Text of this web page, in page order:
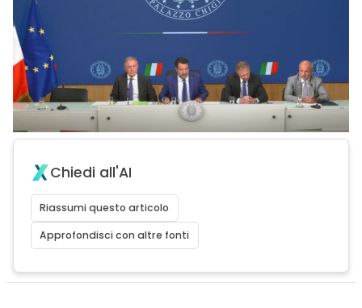
Chiedi all'AI
Riassumi questo articolo
Approfondisci con altre fonti